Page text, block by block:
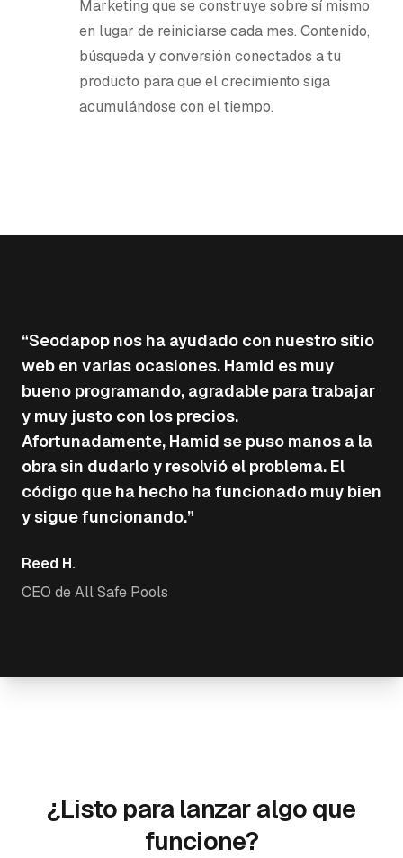
Marketing que se construye sobre sí mismo
en lugar de reiniciarse cada mes. Contenido,
búsqueda y conversión conectados a tu
producto para que el crecimiento siga
acumulándose con el tiempo.
“Seodapop nos ha ayudado con nuestro sitio
web en varias ocasiones. Hamid es muy
bueno programando, agradable para trabajar
y muy justo con los precios.
Afortunadamente, Hamid se puso manos a la
obra sin dudarlo y resolvió el problema. El
código que ha hecho ha funcionado muy bien
y sigue funcionando.”
Reed H.
CEO de All Safe Pools
¿Listo para lanzar algo que
funcione?